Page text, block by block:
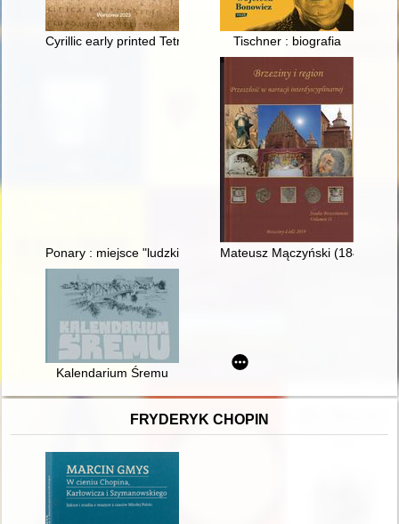
Cyrillic early printed Tetraevangelia issued in Kyiv in 1697
Tischner : biografia
Ponary : miejsce "ludzkiej rzeźni"Mateusz Mączyński (1840-
Kalendarium Śremu
FRYDERYK CHOPIN